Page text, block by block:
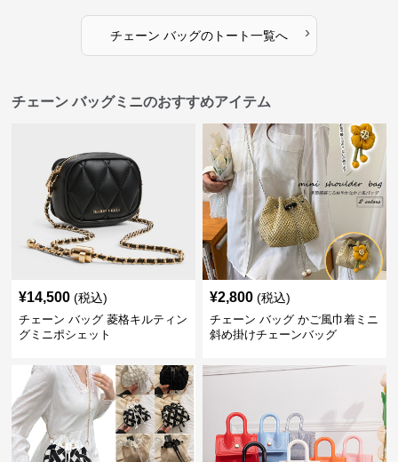
チェーン バッグのトート一覧へ ›
チェーン バッグミニのおすすめアイテム
¥14,500 (税込)
チェーン バッグ 菱格キルティン
グミニポシェット
¥2,800 (税込)
チェーン バッグ かご風巾着ミニ
斜め掛けチェーンバッグ